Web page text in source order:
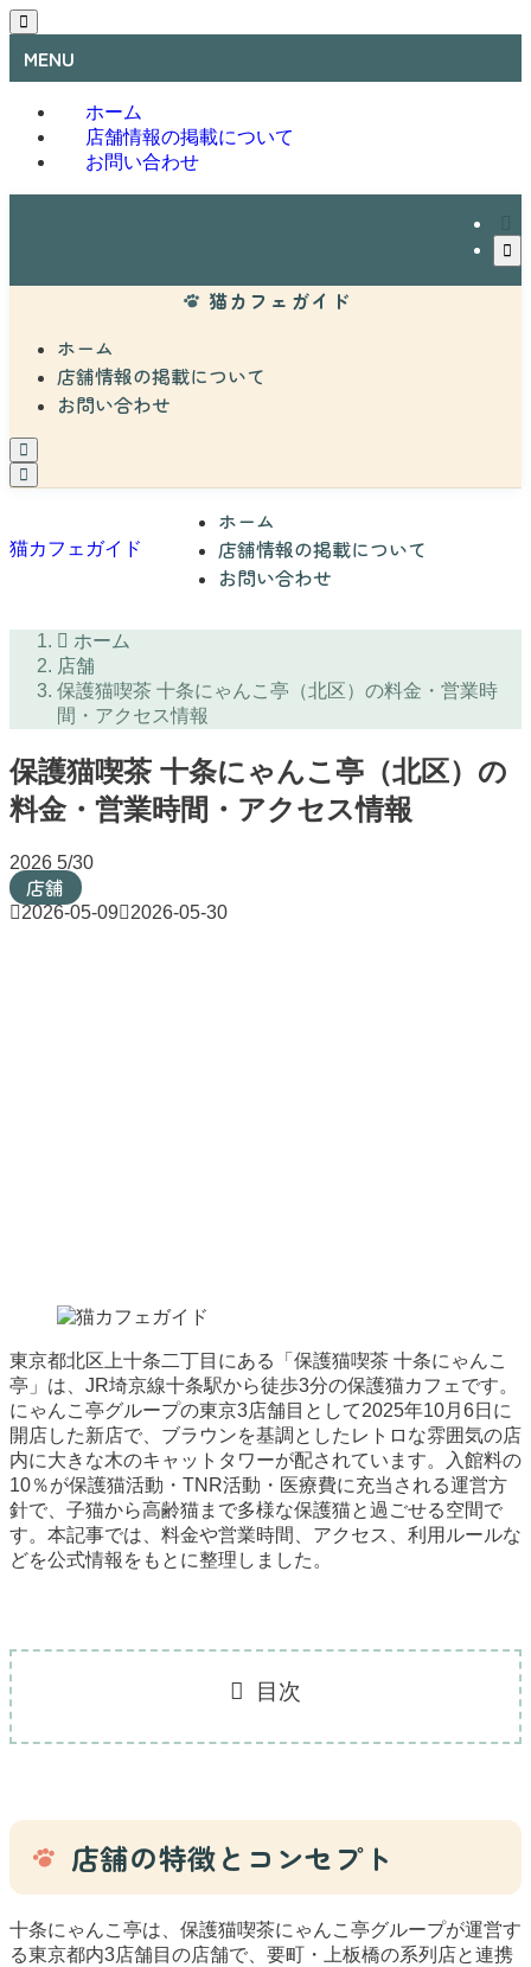
MENU
ホーム
店舗情報の掲載について
お問い合わせ
猫カフェガイド
ホーム
店舗情報の掲載について
お問い合わせ
猫カフェガイド
ホーム
店舗情報の掲載について
お問い合わせ
ホーム
店舗
保護猫喫茶 十条にゃんこ亭（北区）の料金・営業時
間・アクセス情報
保護猫喫茶 十条にゃんこ亭（北区）の
料金・営業時間・アクセス情報
2026 5/30
店舗
2026-05-09 2026-05-30
東京都北区上十条二丁目にある「保護猫喫茶 十条にゃんこ
亭」は、JR埼京線十条駅から徒歩3分の保護猫カフェです。
にゃんこ亭グループの東京3店舗目として2025年10月6日に
開店した新店で、ブラウンを基調としたレトロな雰囲気の店
内に大きな木のキャットタワーが配されています。入館料の
10％が保護猫活動・TNR活動・医療費に充当される運営方
針で、子猫から高齢猫まで多様な保護猫と過ごせる空間で
す。本記事では、料金や営業時間、アクセス、利用ルールな
どを公式情報をもとに整理しました。
目次
店舗の特徴とコンセプト
十条にゃんこ亭は、保護猫喫茶にゃんこ亭グループが運営す
る東京都内3店舗目の店舗で、要町・上板橋の系列店と連携